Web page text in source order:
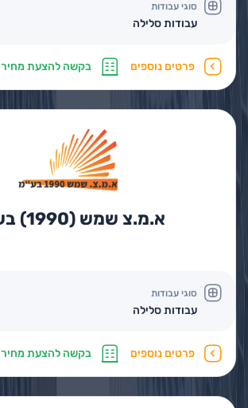
סוגי עבודות
עבודות סלילה
פרטים נוספים בקשה להצעת מחיר
א.מ.צ שמש (1990) בע"מ
סוגי עבודות
עבודות סלילה
פרטים נוספים בקשה להצעת מחיר